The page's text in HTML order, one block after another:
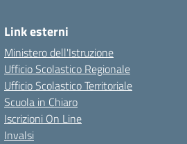
Link esterni
Ministero dell'Istruzione
Ufficio Scolastico Regionale
Ufficio Scolastico Territoriale
Scuola in Chiaro
Iscrizioni On Line
Invalsi